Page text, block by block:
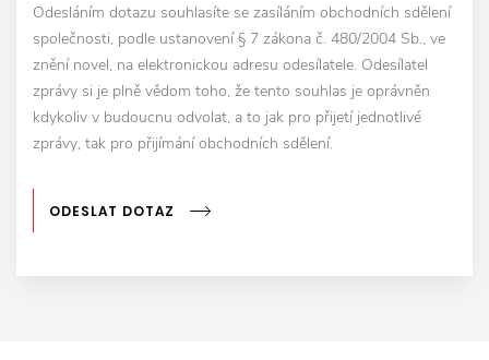
Odesláním dotazu souhlasíte se zasíláním obchodních sdělení
společnosti, podle ustanovení § 7 zákona č. 480/2004 Sb., ve
znění novel, na elektronickou adresu odesílatele. Odesílatel
zprávy si je plně vědom toho, že tento souhlas je oprávněn
kdykoliv v budoucnu odvolat, a to jak pro přijetí jednotlivé
zprávy, tak pro přijímání obchodních sdělení.
ODESLAT DOTAZ